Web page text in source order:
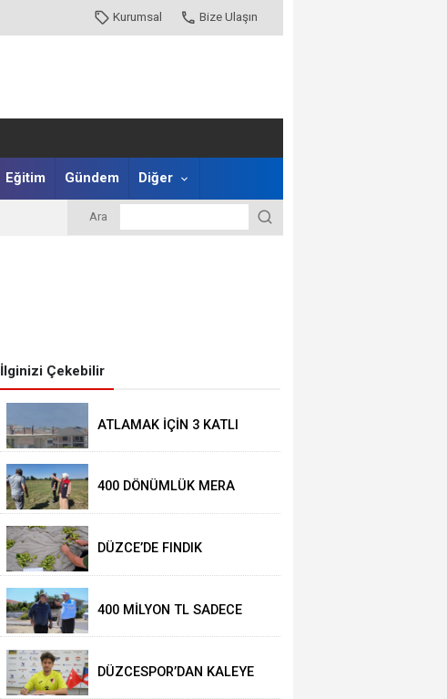
Kurumsal Bize Ulaşın
Eğitim Gündem Diğer
Ara
DÜZCE BELEDİYESİ’NDEN GENÇLERE
İlginizi Çekebilir
ATLAMAK İÇİN 3 KATLI
400 DÖNÜMLÜK MERA
DÜZCE’DE FINDIK
AÇIKLADILAR
400 MİLYON TL SADECE
DÜZCESPOR’DAN KALEYE